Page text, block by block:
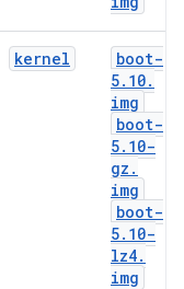
kernel
boot-
5. 10.
img
boot-
5. 10-
gz .
img
boot-
5. 10-
lz4.
img